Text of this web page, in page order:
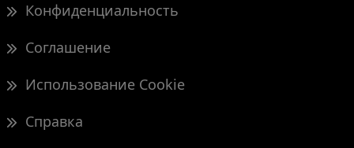
Конфиденциальность
Соглашение
Использование Cookie
Справка